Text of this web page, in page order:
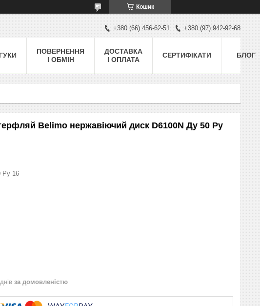
Кошик
+380 (66) 456-62-51 +380 (97) 942-92-68
ПОВЕРНЕННЯ
І ОБМІН
ДОСТАВКА
І ОПЛАТА
СЕРТИФІКАТИ БЛОГ
Belimo нержавіючий диск D6100N Ду 50 Ру
Ру 16
за домовленістю